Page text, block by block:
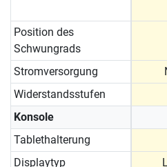
Position des
Schwungrads
Stromversorgung
Widerstandsstufen
Konsole
Tablethalterung
Displaytyp